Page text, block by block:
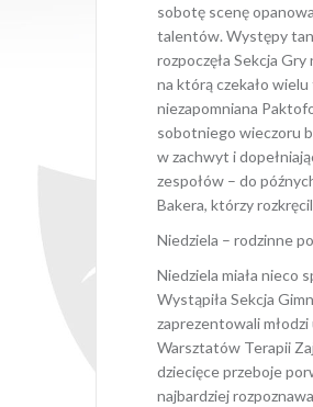
sobotę scenę
talentów. Występy
rozpoczęła Sekcja
na którą czekało
niezapomniana
sobotniego wieczoru
w zachwyt i
zespołów – do
Bakera, którzy
Niedziela – rodzinne
Niedziela miała nieco
Wystąpiła Sekcja
zaprezentowali
Warsztatów Terapii
dziecięce przeboje
najbardziej